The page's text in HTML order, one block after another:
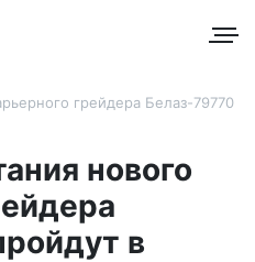
грейдера Белаз-79770
нового
в